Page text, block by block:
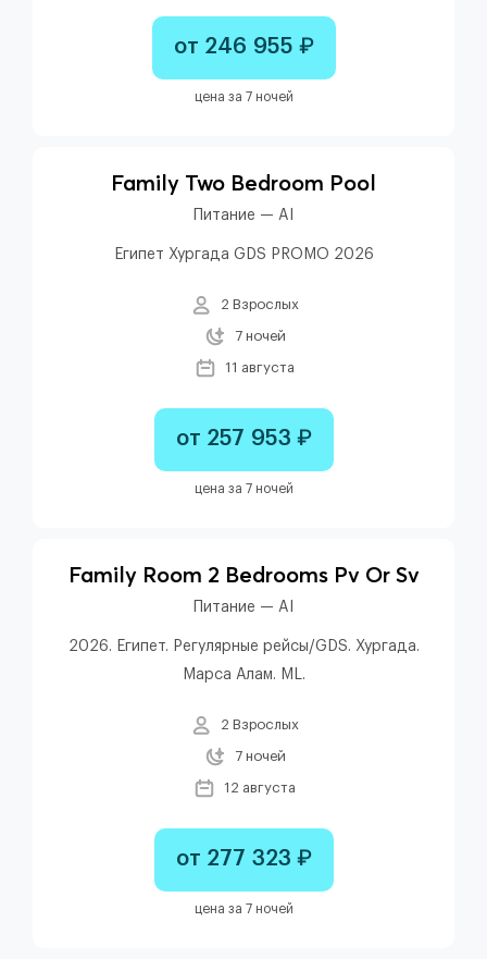
от 246 955 ₽
цена за 7 ночей
Family Two Bedroom Pool
Питание — AI
Египет Хургада GDS PROMO 2026
2 Взрослых
7 ночей
11 августа
от 257 953 ₽
цена за 7 ночей
Family Room 2 Bedrooms Pv Or Sv
Питание — AI
2026. Египет. Регулярные рейсы/GDS. Хургада.
Марса Алам. ML.
2 Взрослых
7 ночей
12 августа
от 277 323 ₽
цена за 7 ночей